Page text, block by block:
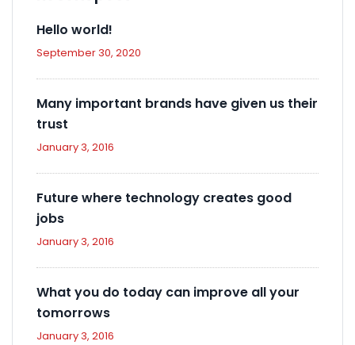
Hello world!
September 30, 2020
Many important brands have given us their
trust
January 3, 2016
Future where technology creates good
jobs
January 3, 2016
What you do today can improve all your
tomorrows
January 3, 2016